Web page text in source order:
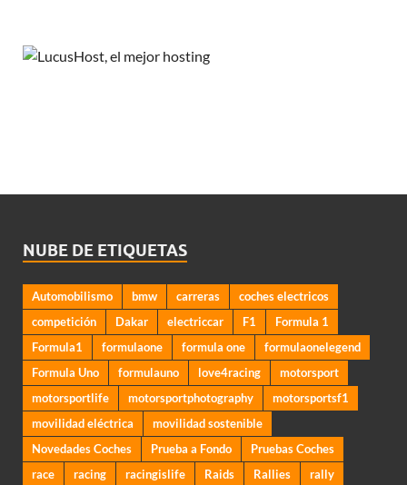
NUBE DE ETIQUETAS
Automobilismo bmw carreras
coches electricos
competición
Dakar electriccar F1
Formula 1
Formula1
formulaone formula one
formulaonelegend
Formula Uno
formulauno love4racing
motorsport
motorsportlife
motorsportphotography
motorsportsf1
movilidad eléctrica
movilidad sostenible
Novedades Coches
Prueba a Fondo
Pruebas Coches
race
racing racingislife Raids Rallies
rally